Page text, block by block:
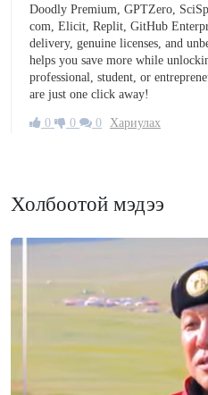
Doodly Premium, GPTZero,
com, Elicit, Replit, GitHub
delivery, genuine licenses, and
helps you save more while
professional, student, or
are just one click away!
0 0 0 Хариулах
Холбоотой мэдээ